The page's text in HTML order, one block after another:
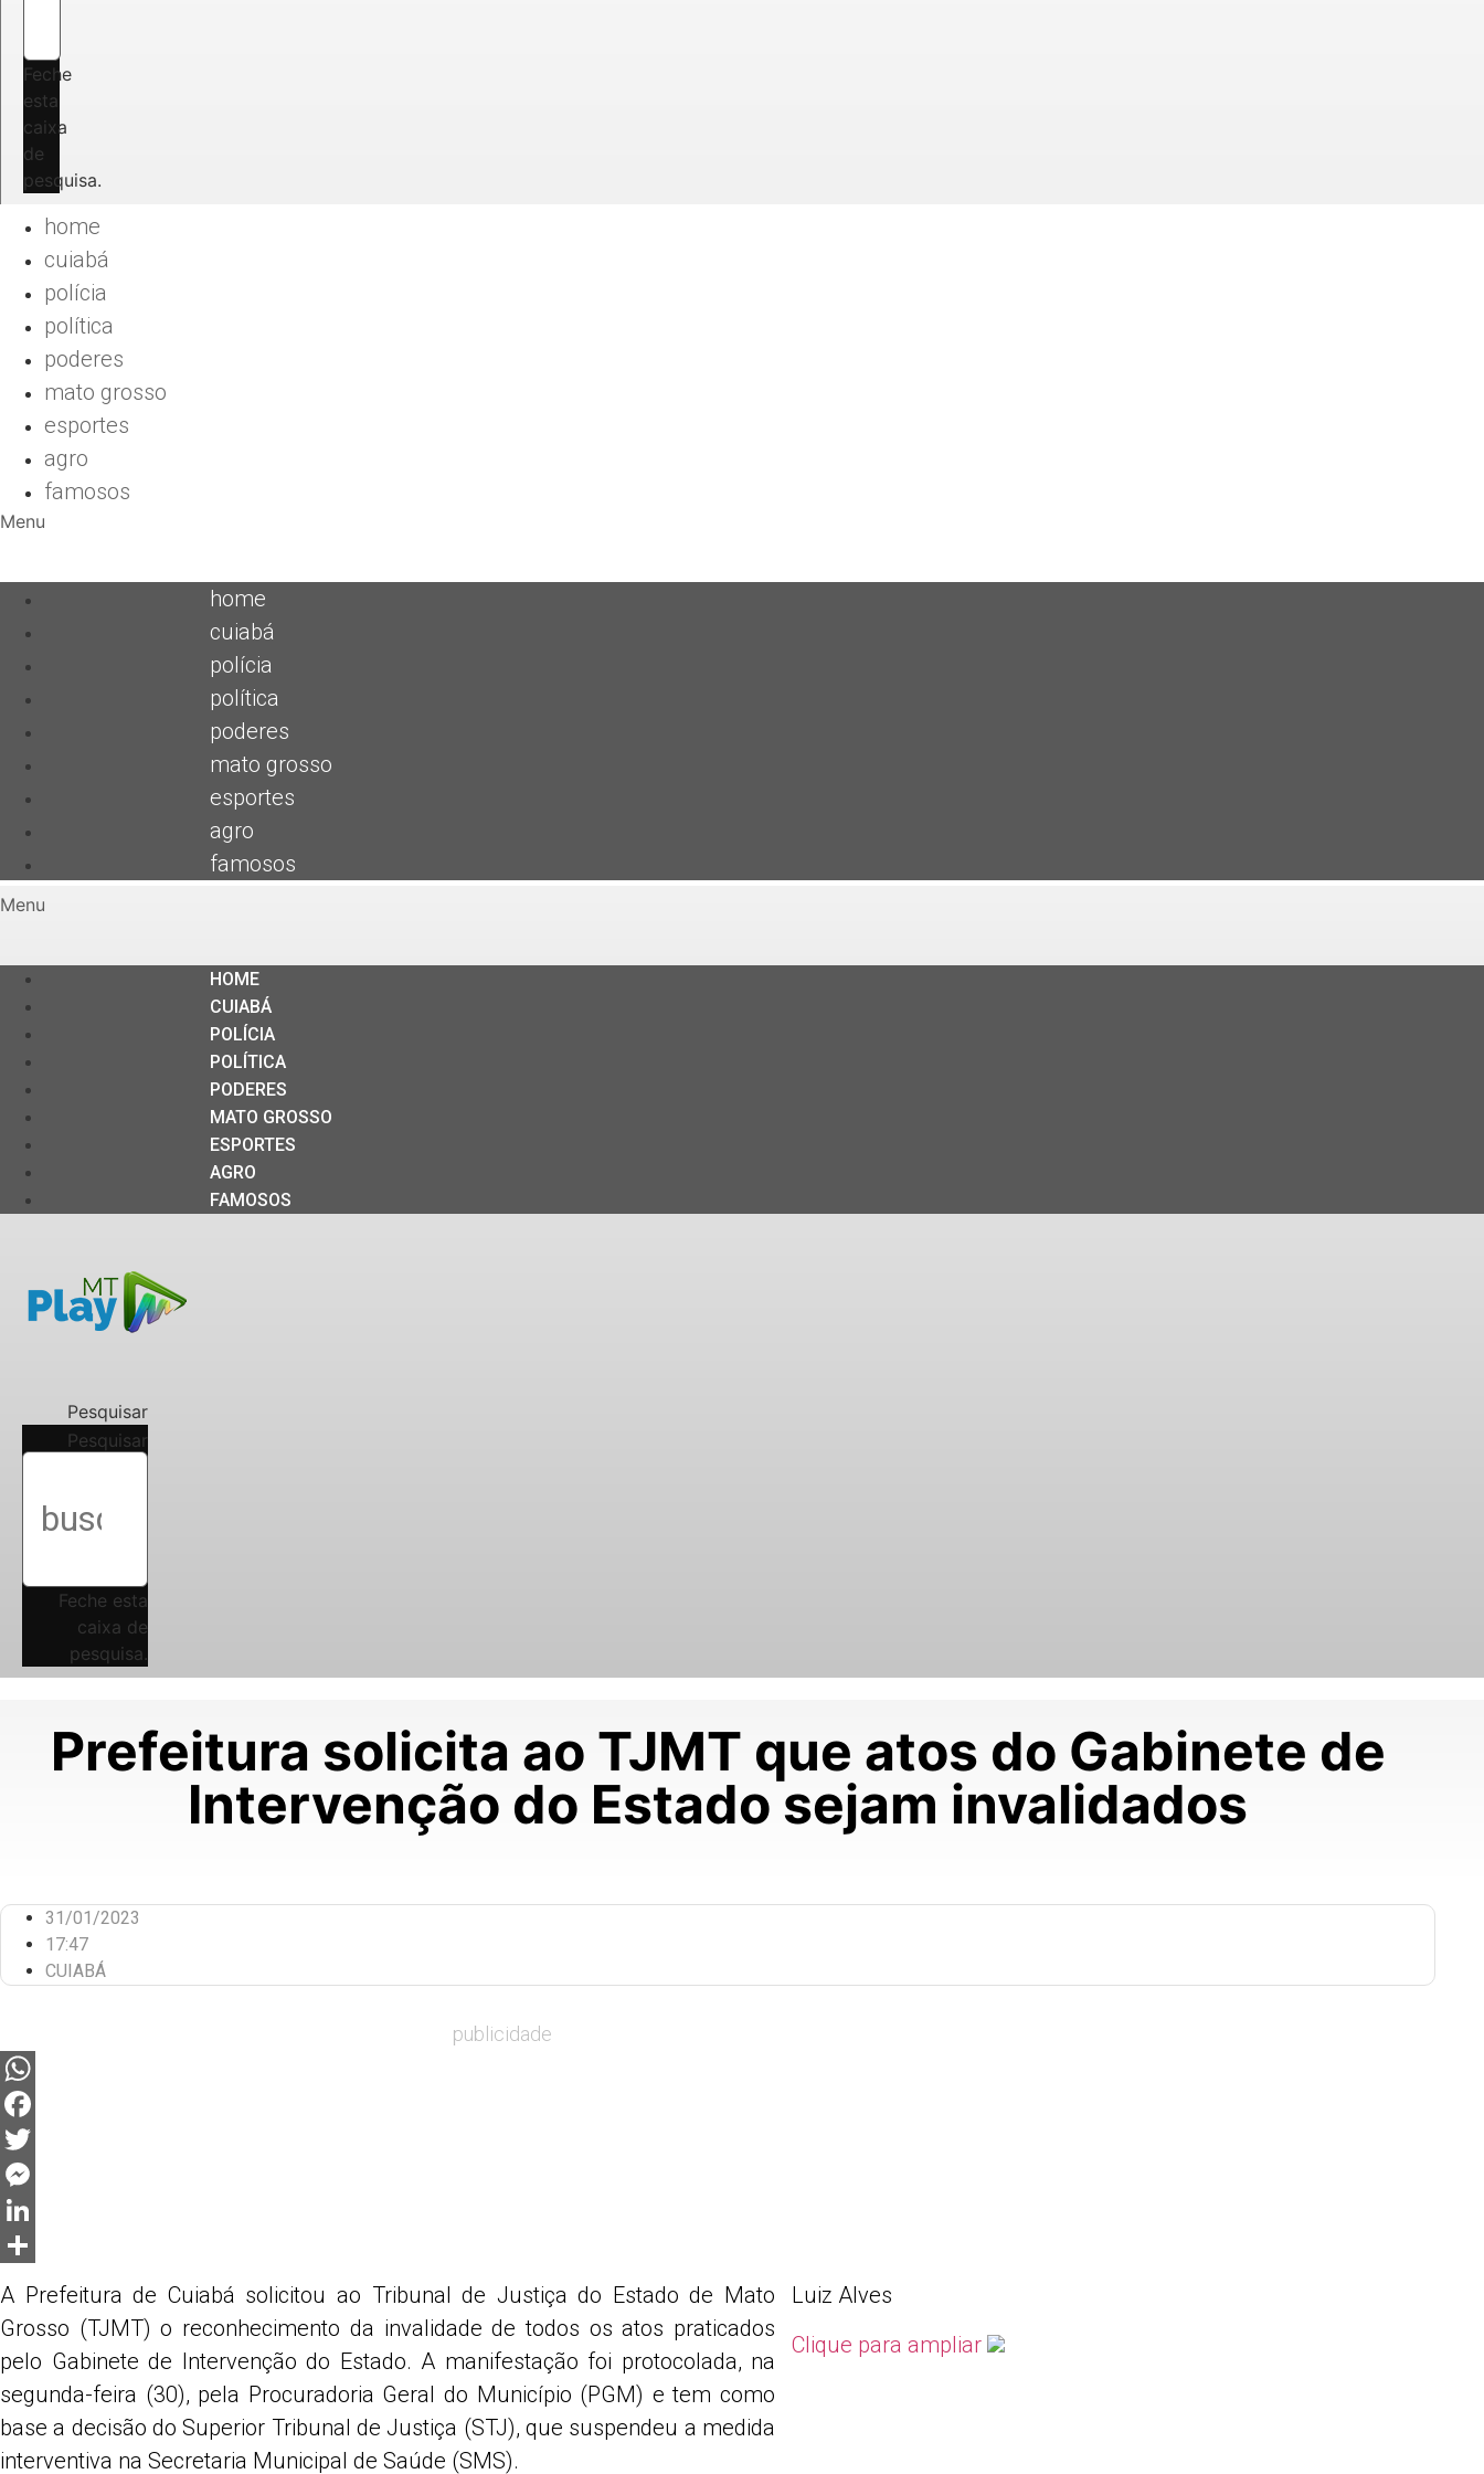
Feche
esta
caixa
de
pesquisa.
home
cuiabá
polícia
política
poderes
mato grosso
esportes
agro
famosos
Menu
home
cuiabá
polícia
política
poderes
mato grosso
esportes
agro
famosos
Menu
HOME
CUIABÁ
POLÍCIA
POLÍTICA
PODERES
MATO GROSSO
ESPORTES
AGRO
FAMOSOS
Pesquisar
Pesquisar
Feche esta
caixa de
pesquisa.
Prefeitura solicita ao TJMT que atos do Gabinete de
Intervenção do Estado sejam invalidados
31/01/2023
17:47
CUIABÁ
publicidade
WhatsApp
Facebook
Twitter
Messenger
LinkedIn
Share
Luiz Alves
Clique para ampliar
A Prefeitura de Cuiabá solicitou ao Tribunal de Justiça do Estado de Mato
Grosso (TJMT) o reconhecimento da invalidade de todos os atos praticados
pelo Gabinete de Intervenção do Estado. A manifestação foi protocolada, na
segunda-feira (30), pela Procuradoria Geral do Município (PGM) e tem como
base a decisão do Superior Tribunal de Justiça (STJ), que suspendeu a medida
interventiva na Secretaria Municipal de Saúde (SMS).